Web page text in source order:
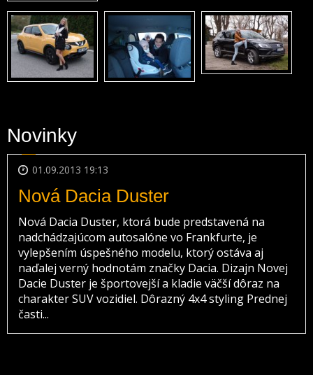
Novinky
01.09.2013 19:13
Nová Dacia Duster
Nová Dacia Duster, ktorá bude predstavená na
nadchádzajúcom autosalóne vo Frankfurte, je
vylepšením úspešného modelu, ktorý ostáva aj
naďalej verný hodnotám značky Dacia. Dizajn Novej
Dacie Duster je športovejší a kladie väčší dôraz na
charakter SUV vozidiel. Dôrazný 4x4 styling Prednej
časti...